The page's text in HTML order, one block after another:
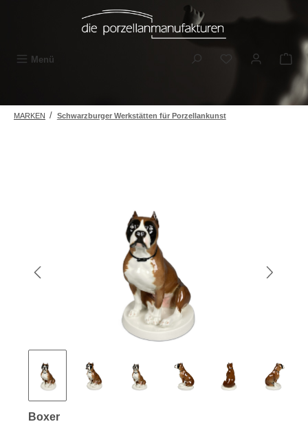
Zum Hauptinhalt springen
Menü Du hast 0
MARKEN / Schwarzburger Werkstätten für Porzellankunst
Boxer